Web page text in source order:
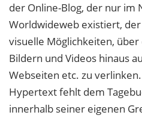
der Online-Blog, der nur im
Worldwideweb existiert,
visuelle Möglichkeiten, über
Bildern und Videos hinaus
Webseiten etc. zu
Hypertext fehlt dem
innerhalb seiner eigenen